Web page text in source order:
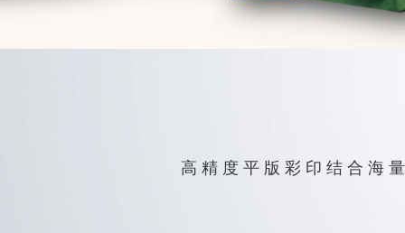
高 精 度 平 版 彩 印 结 合 海